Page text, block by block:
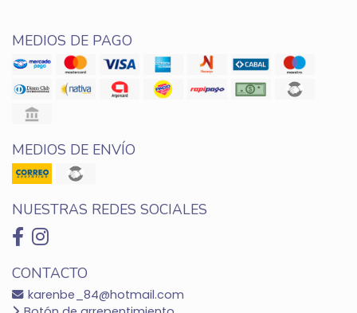
MEDIOS DE PAGO
MEDIOS DE ENVÍO
NUESTRAS REDES SOCIALES
CONTACTO
karenbe_84@hotmail.com